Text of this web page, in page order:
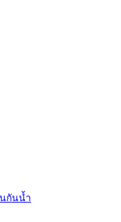
นกันน้ำ